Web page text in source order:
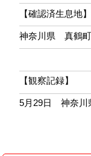
【確認済生息地】
神奈川県 真鶴町
【観察記録】
5月29日 神奈川